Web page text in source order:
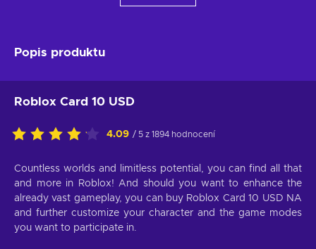
Popis produktu
Roblox Card 10 USD
4.09 / 5 z 1894 hodnocení
Countless worlds and limitless potential, you can find all that
and more in Roblox! And should you want to enhance the
already vast gameplay, you can buy Roblox Card 10 USD NA
and further customize your character and the game modes
you want to participate in.